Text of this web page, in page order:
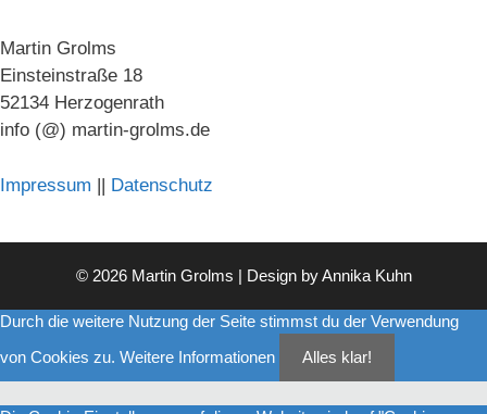
Martin Grolms
Einsteinstraße 18
52134 Herzogenrath
info (@) martin-grolms.de
Impressum || Datenschutz
© 2026 Martin Grolms | Design byAnnika Kuhn
Durch die weitere Nutzung der Seite stimmst du der Verwendung
von Cookies zu. Weitere Informationen Alles klar!